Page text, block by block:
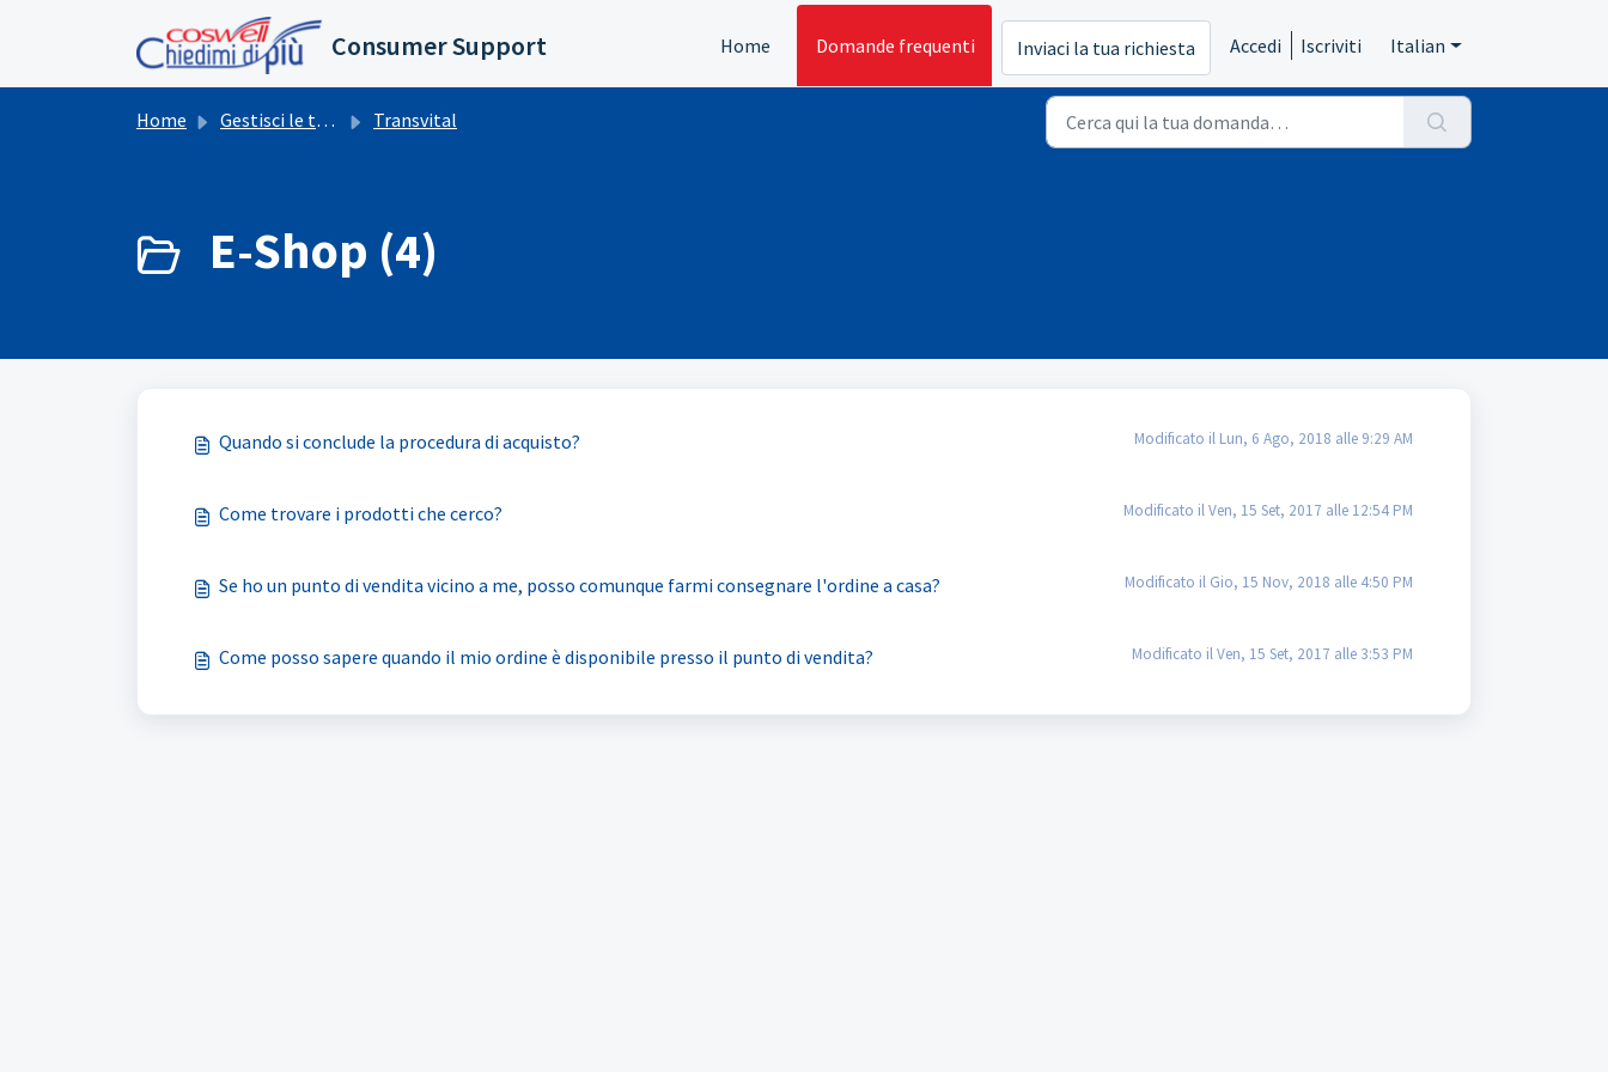
Salta al contenuto principale
Consumer Support Home Domande frequenti Inviaci la tua richiesta Accedi Iscriviti Italian
Home Gestisci le tue richieste Transvital
E-Shop (4)
Quando si conclude la procedura di acquisto? Modificato il Lun, 6 Ago, 2018 alle 9:29 AM
Come trovare i prodotti che cerco? Modificato il Ven, 15 Set, 2017 alle 12:54 PM
Se ho un punto di vendita vicino a me, posso comunque farmi consegnare l'ordine a casa? Modificato il Gio, 15 Nov, 2018 alle 4:50 PM
Come posso sapere quando il mio ordine è disponibile presso il punto di vendita? Modificato il Ven, 15 Set, 2017 alle 3:53 PM